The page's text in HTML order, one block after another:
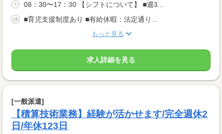
08：30〜17：30 【シフトについて】 ■週3...
■育児支援制度あり ■有給休暇：法定通り...
もっと見る
求人詳細を見る
[一般派遣]
【積算技術業務】経験が活かせます/完全週休2
日/年休123日